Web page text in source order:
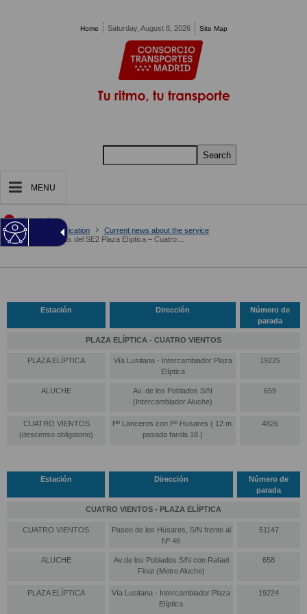
Home Saturday, August 8, 2026 Site Map
Search
MENU
You are in:
Home
Communication
Current news about the service
Estación Dirección
Número de
parada
PLAZA ELÍPTICA - CUATRO VIENTOS
PLAZA ELÍPTICA
Vía Lusitana - Intercambiador Plaza
Elíptica
19225
ALUCHE
Av. de los Poblados S/N
(Intercambiador Aluche)
659
CUATRO VIENTOS
(descenso obligatorio)
Pº Lanceros con Pº Husares ( 12 m.
pasada farola 18 )
4826
Estación Dirección
Número de
parada
CUATRO VIENTOS - PLAZA ELÍPTICA
CUATRO VIENTOS
Paseo de los Húsares, S/N frente al
Nº 46
51147
ALUCHE
Av.de los Poblados S/N con Rafael
Finat (Metro Aluche)
658
PLAZA ELÍPTICA
Vía Lusitana - Intercambiador Plaza
Elíptica
19224